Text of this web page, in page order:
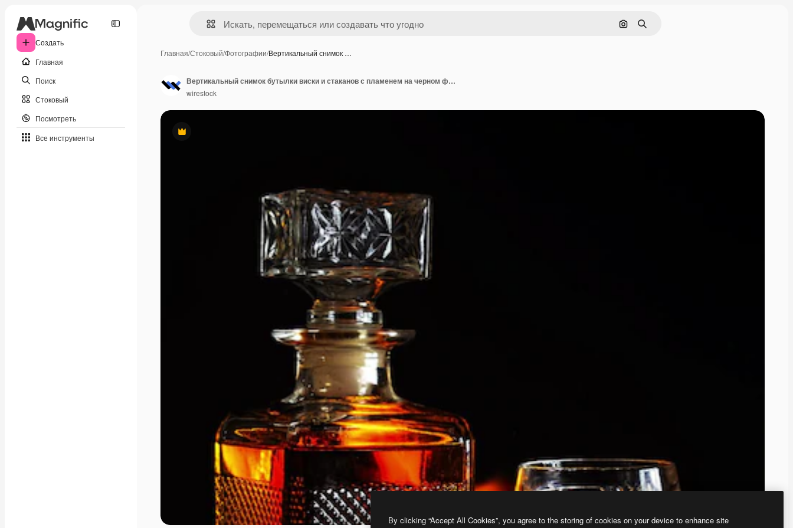
Создать
Главная
Поиск
Стоковый
Посмотреть
Все инструменты
Поиск по изображению
Поиск
Главная/Стоковый/Фотографии/Вертикальный снимок …
Премиум
Вертикальный снимок бутылки виски и стаканов с пламенем на черном фоне
wirestock
By clicking “Accept All Cookies”, you agree to the storing of cookies on your device to enhance site